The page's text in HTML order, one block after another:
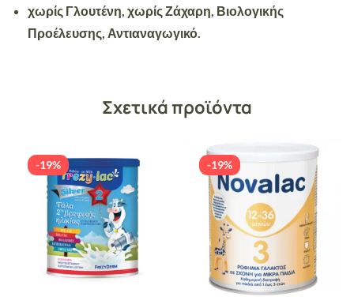
χωρίς Γλουτένη, χωρίς Ζάχαρη, Βιολογικής
Προέλευσης, Αντιαναγωγικό.
Σχετικά προϊόντα
-19% -19%